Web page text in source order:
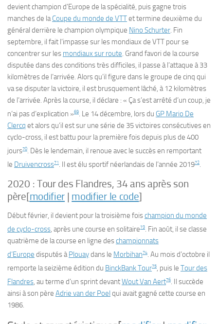
devient champion d’Europe de la spécialité, puis gagne trois
manches de laCoupe du monde de VTTet termine deuxième du
général derrière le champion olympique Nino Schurter. Fin
septembre, il fait l’impasse sur les mondiaux de VTT pour se
concentrer sur les mondiaux sur route. Grand favori de la course
disputée dans des conditions très difficiles, il passe à l’attaque à 33
kilomètres de l’arrivée. Alors qu’il figure dans le groupe de cinq qui
va se disputer la victoire, il est brusquement lâché, à 12 kilomètres
de l’arrivée. Après la course, il déclare : « Ça s’est arrêté d’un coup, je
n’ai pas d’explication »69. Le 14 décembre, lors du GP Mario De
Clercq et alors qu’il est sur une série de 35 victoires consécutives en
cyclo-cross, il est battu pour la première fois depuis plus de 400
jours70. Dès le lendemain, il renoue avec le succès en remportant
le Druivencross71. Il est élu sportif néerlandais de l’année 201972.
2020 : Tour des Flandres, 34 ans après son
père[modifier | modifier le code]
Début février, il devient pour la troisième foischampion du monde
de cyclo-cross, après une course en solitaire73. Fin août, il se classe
quatrième de la course en ligne deschampionnats
d’Europe disputés àPlouaydans le Morbihan74. Au mois d’octobre il
remporte la seizième édition du BinckBank Tour75, puis le Tour des
Flandres, au terme d’un sprint devantWout Van Aert76. Il succède
ainsi à son père Adrie van der Poel qui avait gagné cette course en
1986.